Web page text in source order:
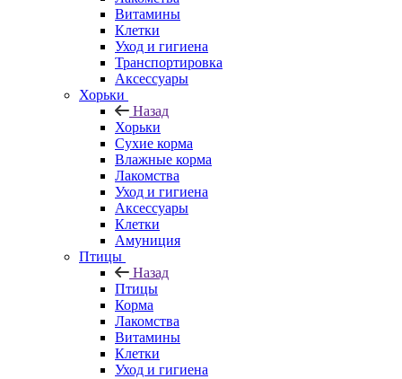
Витамины
Клетки
Уход и гигиена
Транспортировка
Аксессуары
Хорьки
Назад
Хорьки
Сухие корма
Влажные корма
Лакомства
Уход и гигиена
Аксессуары
Клетки
Амуниция
Птицы
Назад
Птицы
Корма
Лакомства
Витамины
Клетки
Уход и гигиена